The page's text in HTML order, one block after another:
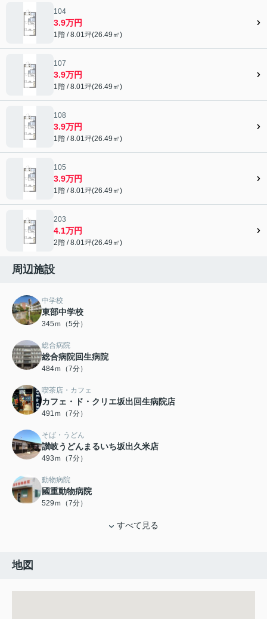
104
3.9万円
1階 / 8.01坪(26.49㎡)
107
3.9万円
1階 / 8.01坪(26.49㎡)
108
3.9万円
1階 / 8.01坪(26.49㎡)
105
3.9万円
1階 / 8.01坪(26.49㎡)
203
4.1万円
2階 / 8.01坪(26.49㎡)
周辺施設
中学校
東部中学校
345ｍ（5分）
総合病院
総合病院回生病院
484ｍ（7分）
喫茶店・カフェ
カフェ・ド・クリエ坂出回生病院店
491ｍ（7分）
そば・うどん
讃岐うどんまるいち坂出久米店
493ｍ（7分）
動物病院
國重動物病院
529ｍ（7分）
すべて見る
地図